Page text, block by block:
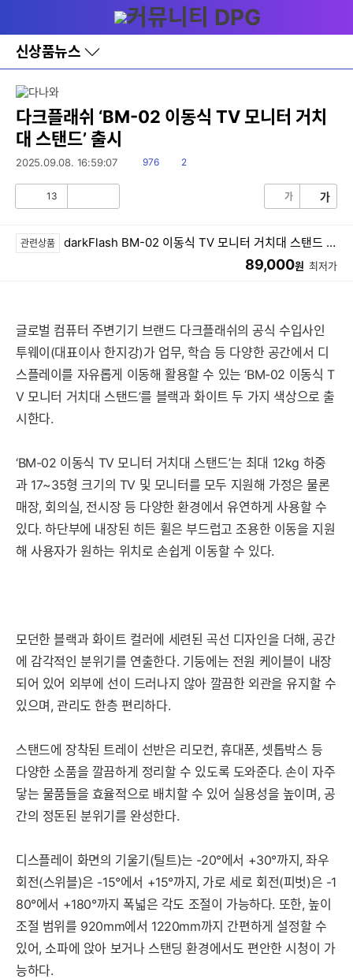
와
홈
신상품뉴스
바
로
레
이
어
창
토
다크플래쉬 ‘BM-02 이동식 TV 모니터 거치
대 스탠드’ 출시
2025.09.08. 16:59:07
읽
976
댓
2
13 가 가
관련상품 darkFlash BM-02 이동식 TV 모니터 거치대 스탠드 (블랙)
89,000원 최저가
글로벌 컴퓨터 주변기기 브랜드 다크플래쉬의 공식 수입사인
투웨이(대표이사 한지강)가 업무, 학습 등 다양한 공간에서 디
스플레이를 자유롭게 이동해 활용할 수 있는 ‘BM-02 이동식 T
V 모니터 거치대 스탠드’를 블랙과 화이트 두 가지 색상으로 출
시한다.
‘BM-02 이동식 TV 모니터 거치대 스탠드’는 최대 12kg 하중
과 17~35형 크기의 TV 및 모니터를 모두 지원해 가정은 물론
매장, 회의실, 전시장 등 다양한 환경에서 유연하게 사용할 수
있다. 하단부에 내장된 히든 휠은 부드럽고 조용한 이동을 지원
해 사용자가 원하는 위치로 손쉽게 이동할 수 있다.
모던한 블랙과 화이트 컬러에 세련된 곡선 디자인을 더해, 공간
에 감각적인 분위기를 연출한다. 기둥에는 전원 케이블이 내장
되어 있어 외부에 선이 드러나지 않아 깔끔한 외관을 유지할 수
있으며, 관리도 한층 편리하다.
스탠드에 장착된 트레이 선반은 리모컨, 휴대폰, 셋톱박스 등
다양한 소품을 깔끔하게 정리할 수 있도록 도와준다. 손이 자주
닿는 물품들을 효율적으로 배치할 수 있어 실용성을 높이며, 공
간의 정돈된 분위기를 완성한다.
디스플레이 화면의 기울기(틸트)는 -20°에서 +30°까지, 좌우
회전(스위블)은 -15°에서 +15°까지, 가로 세로 회전(피벗)은 -1
80°에서 +180°까지 폭넓은 각도 조절이 가능하다. 또한, 높이
조절 범위를 920mm에서 1220mm까지 간편하게 설정할 수
있어, 소파에 앉아 보거나 스탠딩 환경에서도 편안한 시청이 가
능하다.